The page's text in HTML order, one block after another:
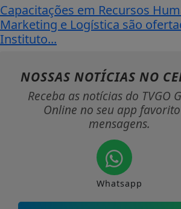
Capacitações em Recursos
Marketing e Logística são
Instituto...
NOSSAS NOTÍCIAS NO
Receba as notícias do TVGO
Online no seu app
mensagens.
Whatsapp